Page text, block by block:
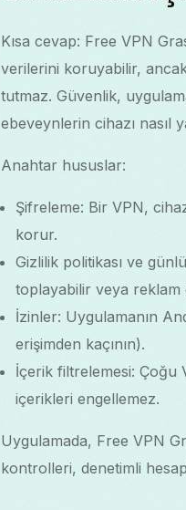
Kısa cevap: Free VPN
verilerini koruyabilir,
tutmaz. Güvenlik,
ebeveynlerin cihazı nasıl
Anahtar hususlar:
Şifreleme: Bir VPN,
korur.
Gizlilik politikası ve
toplayabilir veya reklam
İzinler: Uygulamanın
erişimden kaçının).
İçerik filtrelemesi: Çoğu
içerikleri engellemez.
Uygulamada, Free VPN
kontrolleri, denetimli